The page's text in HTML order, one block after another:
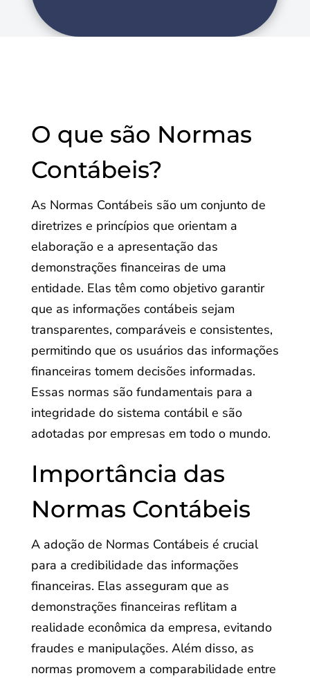
O que são Normas
Contábeis?
As Normas Contábeis são um conjunto de
diretrizes e princípios que orientam a
elaboração e a apresentação das
demonstrações financeiras de uma
entidade. Elas têm como objetivo garantir
que as informações contábeis sejam
transparentes, comparáveis e consistentes,
permitindo que os usuários das informações
financeiras tomem decisões informadas.
Essas normas são fundamentais para a
integridade do sistema contábil e são
adotadas por empresas em todo o mundo.
Importância das
Normas Contábeis
A adoção de Normas Contábeis é crucial
para a credibilidade das informações
financeiras. Elas asseguram que as
demonstrações financeiras reflitam a
realidade econômica da empresa, evitando
fraudes e manipulações. Além disso, as
normas promovem a comparabilidade entre